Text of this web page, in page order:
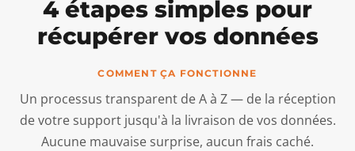
4 étapes simples pour
récupérer vos données
COMMENT ÇA FONCTIONNE
Un processus transparent de A à Z — de la réception
de votre support jusqu'à la livraison de vos données.
Aucune mauvaise surprise, aucun frais caché.